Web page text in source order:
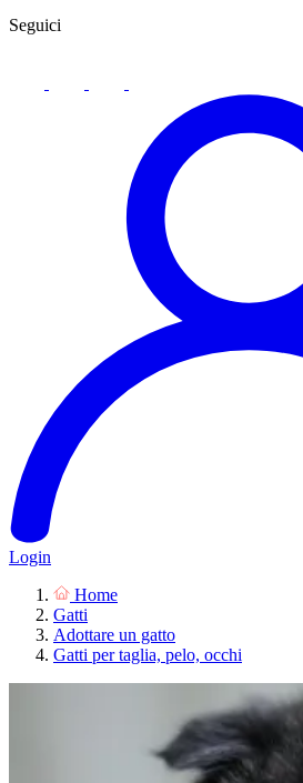
Seguici
Login
Home
Gatti
Adottare un gatto
Gatti per taglia, pelo, occhi